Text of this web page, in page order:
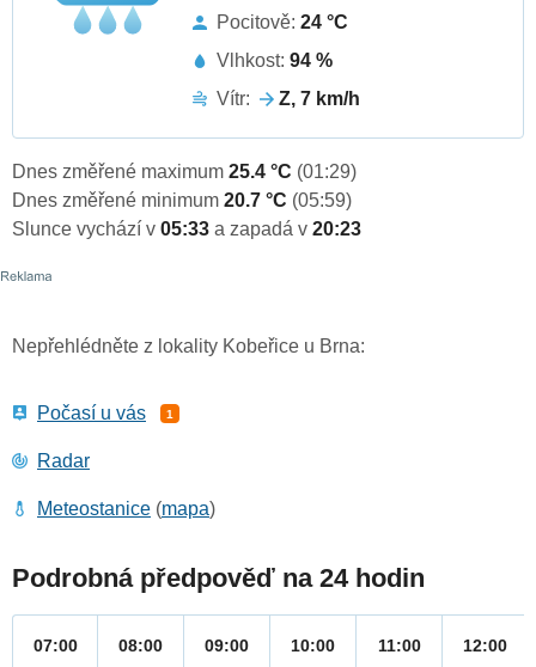
Pocitově: 24 °C
Vlhkost: 94 %
Vítr:
Z, 7 km/h
Dnes změřené maximum 25.4 °C (01:29)
Dnes změřené minimum 20.7 °C (05:59)
Slunce vychází v 05:33 a zapadá v 20:23
Nepřehlédněte z lokality Kobeřice u Brna:
Počasí u vás 1
Radar
Meteostanice (mapa)
Podrobná předpověď na 24 hodin
07:00 08:00 09:00 10:00 11:00 12:00